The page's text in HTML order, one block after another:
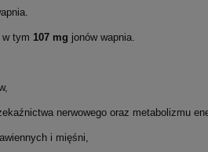
19,90 zł
w tym 107 mg jonów wapnia.
nerwowego oraz metabolizmu
i mięśni,